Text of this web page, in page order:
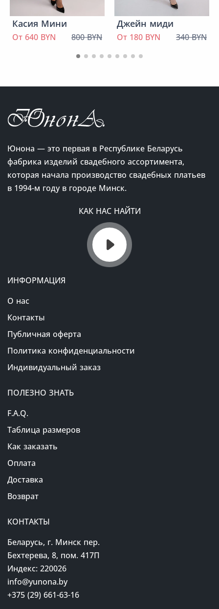
Касия Мини
От 640 BYN 800 BYN
Джейн миди
От 180 BYN 340 BYN
Юнона — это первая в Республике Беларусь
фабрика изделий свадебного ассортимента,
которая начала производство свадебных платьев
в 1994-м году в городе Минск.
КАК НАС НАЙТИ
ИНФОРМАЦИЯ
О нас
Контакты
Публичная оферта
Политика конфиденциальности
Индивидуальный заказ
ПОЛЕЗНО ЗНАТЬ
F.A.Q.
Таблица размеров
Как заказать
Оплата
Доставка
Возврат
КОНТАКТЫ
Беларусь, г. Минск пер.
Бехтерева, 8, пом. 417П
Индекс: 220026
info@yunona.by
+375 (29) 661-63-16